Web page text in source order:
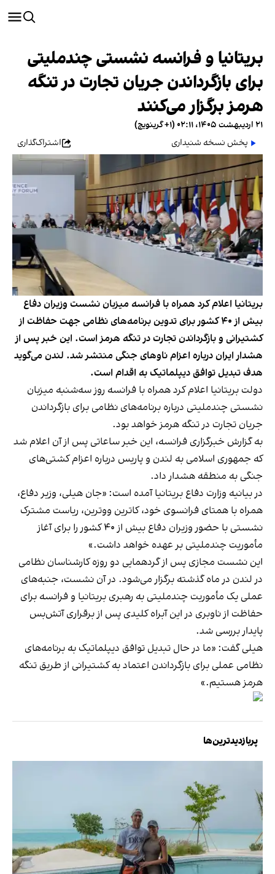
بریتانیا و فرانسه نشستی چندملیتی
برای بازگرداندن جریان تجارت در تنگه
هرمز برگزار می‌کنند
۲۱ اردیبهشت ۱۴۰۵، ۰۲:۱۱ (‎+۱ گرینویچ)
پخش نسخه شنیداری
اشتراک‌گذاری
بریتانیا اعلام کرد همراه با فرانسه میزبان نشست وزیران دفاع
بیش از ۴۰ کشور برای تدوین برنامه‌های نظامی جهت حفاظت از
کشتیرانی و بازگرداندن تجارت در تنگه هرمز است. این خبر پس از
هشدار ایران درباره اعزام ناوهای جنگی منتشر شد. لندن می‌گوید
هدف تبدیل توافق دیپلماتیک به اقدام است.
دولت بریتانیا اعلام کرد همراه با فرانسه روز سه‌شنبه میزبان
نشستی چندملیتی درباره برنامه‌های نظامی برای بازگرداندن
جریان تجارت در تنگه هرمز خواهد بود.
به گزارش خبرگزاری فرانسه، این خبر ساعاتی پس از آن اعلام شد
که جمهوری اسلامی به لندن و پاریس درباره اعزام کشتی‌های
جنگی به منطقه هشدار داد.
در بیانیه وزارت دفاع بریتانیا آمده است: «جان هیلی، وزیر دفاع،
همراه با همتای فرانسوی خود، کاترین ووترین، ریاست مشترک
نشستی با حضور وزیران دفاع بیش از ۴۰ کشور را برای آغاز
مأموریت چندملیتی بر عهده خواهد داشت.»
این نشست مجازی پس از گردهمایی دو روزه کارشناسان نظامی
در لندن در ماه گذشته برگزار می‌شود. در آن نشست، جنبه‌های
عملی یک مأموریت چندملیتی به رهبری بریتانیا و فرانسه برای
حفاظت از ناوبری در این آبراه کلیدی پس از برقراری آتش‌بس
پایدار بررسی شد.
هیلی گفت: «ما در حال تبدیل توافق دیپلماتیک به برنامه‌های
نظامی عملی برای بازگرداندن اعتماد به کشتیرانی از طریق تنگه
هرمز هستیم.»
پربازدیدترین‌ها